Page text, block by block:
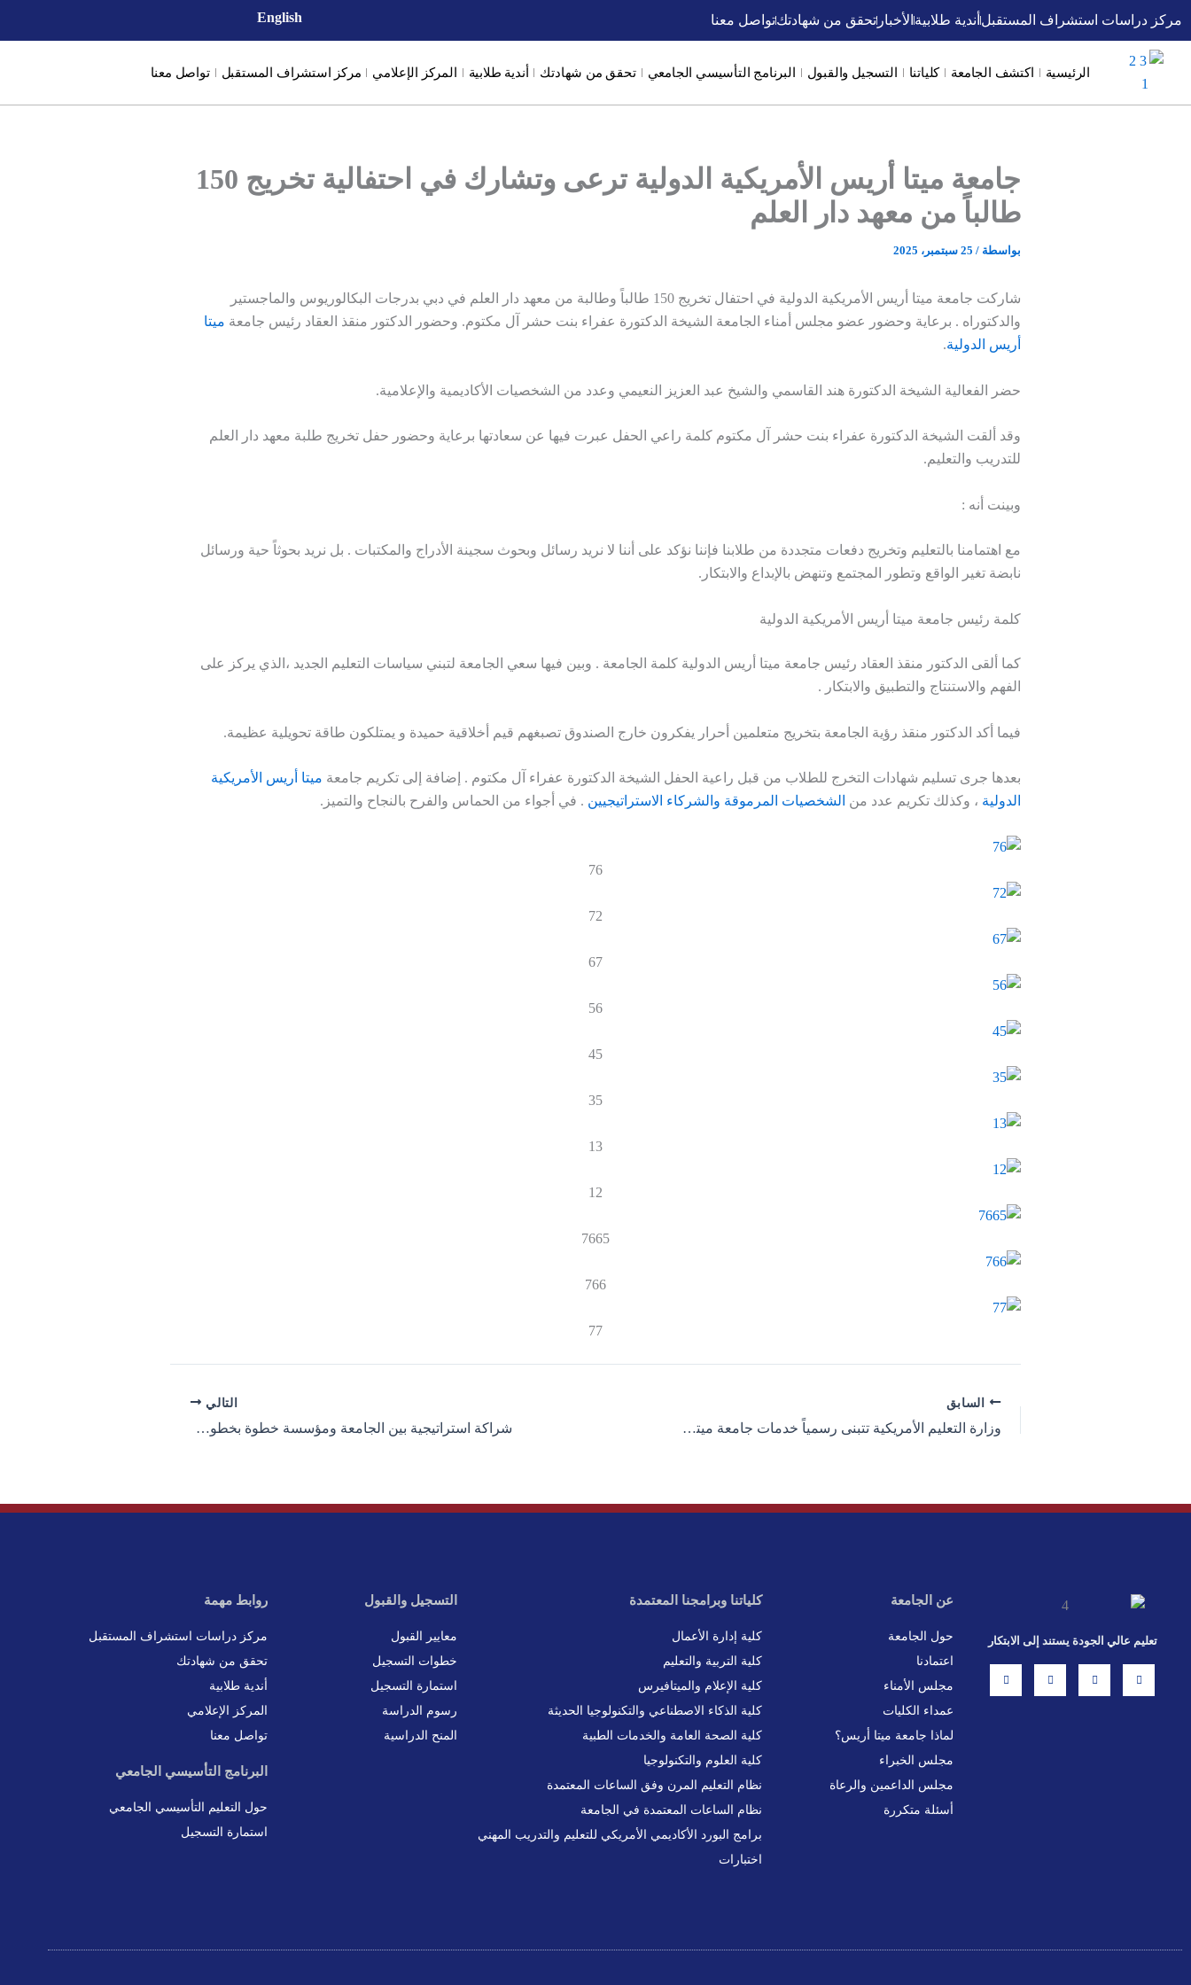
المحتوى
مركز دراسات استشراف المستقبل أندية طلابية الأخبار تحقق من شهادتكتواصل معنا English
الرئيسية اكتشف الجامعة كلياتنا التسجيل والقبول البرنامج التأسيسي الجامعي تحقق من شهادتك أندية طلابية المركز الإعلامي مركز استشراف المستقبل تواصل معنا
جامعة ميتا أريس الأمريكية الدولية ترعى وتشارك في احتفالية تخريج 150
طالباً من معهد دار العلم
بواسطة / 25 سبتمبر، 2025
شاركت جامعة ميتا أريس الأمريكية الدولية في احتفال تخريج 150 طالباً وطالبة من معهد دار العلم في دبي بدرجات البكالوريوس والماجستير
والدكتوراه . برعاية وحضور عضو مجلس أمناء الجامعة الشيخة الدكتورة عفراء بنت حشر آل مكتوم. وحضور الدكتور منقذ العقاد رئيس جامعة ميتا
أريس الدولية.
حضر الفعالية الشيخة الدكتورة هند القاسمي والشيخ عبد العزيز النعيمي وعدد من الشخصيات الأكاديمية والإعلامية.
وقد ألقت الشيخة الدكتورة عفراء بنت حشر آل مكتوم كلمة راعي الحفل عبرت فيها عن سعادتها برعاية وحضور حفل تخريج طلبة معهد دار العلم
للتدريب والتعليم.
وبينت أنه :
مع اهتمامنا بالتعليم وتخريج دفعات متجددة من طلابنا فإننا نؤكد على أننا لا نريد رسائل وبحوث سجينة الأدراج والمكتبات . بل نريد بحوثاً حية ورسائل
نابضة تغير الواقع وتطور المجتمع وتنهض بالإبداع والابتكار.
كلمة رئيس جامعة ميتا أريس الأمريكية الدولية
كما ألقى الدكتور منقذ العقاد رئيس جامعة ميتا أريس الدولية كلمة الجامعة . وبين فيها سعي الجامعة لتبني سياسات التعليم الجديد ،الذي يركز على
الفهم والاستنتاج والتطبيق والابتكار .
فيما أكد الدكتور منقذ رؤية الجامعة بتخريج متعلمين أحرار يفكرون خارج الصندوق تصبغهم قيم أخلاقية حميدة و يمتلكون طاقة تحويلية عظيمة.
بعدها جرى تسليم شهادات التخرج للطلاب من قبل راعية الحفل الشيخة الدكتورة عفراء آل مكتوم . إضافة إلى تكريم جامعة ميتا أريس الأمريكية
الدولية ، وكذلك تكريم عدد من الشخصيات المرموقة والشركاء الاستراتيجيين . في أجواء من الحماس والفرح بالنجاح والتميز.
76
72
67
56
45
35
13
12
7665
766
77
السابق
وزارة التعليم الأمريكية تتبنى رسمياً خدمات جامعة ميتا أريس الأمريكية الدولية في التعليم الثانوي الثاني وبرامج الالتحاق المزدوج.
التالي
شراكة استراتيجية بين الجامعة ومؤسسة خطوة بخطوة للاستشارات وتطوير الموارد البشرية
تعليم عالي الجودة يستند إلى الابتكار
I
n
t
F
a
e
X
-
w
L
i
k
عن الجامعة
حول الجامعة
اعتمادنا
مجلس الأمناء
عمداء الكليات
لماذا جامعة ميتا أريس؟
مجلس الخبراء
مجلس الداعمين والرعاة
أسئلة متكررة
كلياتنا وبرامجنا المعتمدة
كلية إدارة الأعمال
كلية التربية والتعليم
كلية الإعلام والميتافيرس
كلية الذكاء الاصطناعي والتكنولوجيا الحديثة
كلية الصحة العامة والخدمات الطبية
كلية العلوم والتكنولوجيا
نظام التعليم المرن وفق الساعات المعتمدة
نظام الساعات المعتمدة في الجامعة
برامج البورد الأكاديمي الأمريكي للتعليم والتدريب المهني
اختبارات
التسجيل والقبول
معايير القبول
خطوات التسجيل
استمارة التسجيل
رسوم الدراسة
المنح الدراسية
روابط مهمة
مركز دراسات استشراف المستقبل
تحقق من شهادتك
أندية طلابية
المركز الإعلامي
تواصل معنا
البرنامج التأسيسي الجامعي
حول التعليم التأسيسي الجامعي
استمارة التسجيل